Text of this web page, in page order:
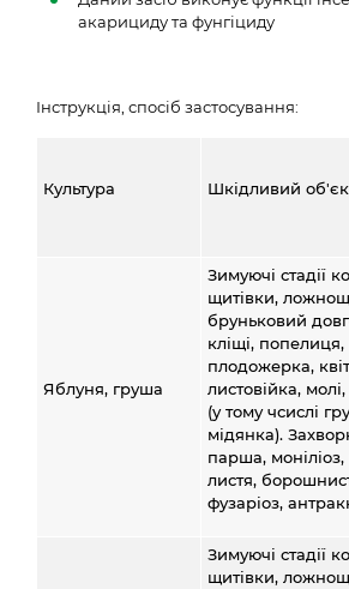
акарициду та фунгіциду
Інструкція, спосіб застосування:
Культура Шкідливий
Яблуня, груша
Зимуючі стадії
щитівки,
бруньковий
кліщі,
плодожерка,
листовійка,
(у тому чсислі
мідянка).
парша, моніліоз,
листя,
фузаріоз,
Зимуючі стадії
щитівки,